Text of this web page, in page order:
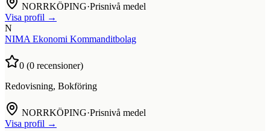
NORRKÖPING·Prisnivå medel
Visa profil →
N
NIMA Ekonomi Kommanditbolag
0 (0 recensioner)
Redovisning, Bokföring
NORRKÖPING·Prisnivå medel
Visa profil →